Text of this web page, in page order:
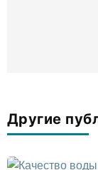
Другие